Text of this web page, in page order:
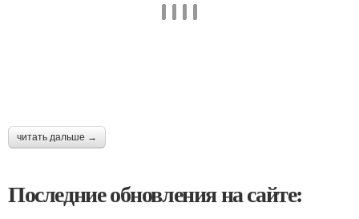
читать дальше →
Последние обновления на сайте: